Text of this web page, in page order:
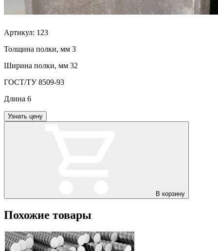
Артикул: 123
Толщина полки, мм 3
Ширина полки, мм 32
ГОСТ/ТУ 8509-93
Длина 6
Узнать цену
В корзину
Похожие товары